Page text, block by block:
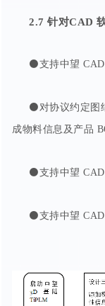
2.7 针对CAD
⚫支持中望
⚫对协议约定图
成物料信息及产品
⚫支持中望
⚫支持中望